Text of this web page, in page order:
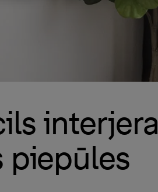
interjera
piepūles